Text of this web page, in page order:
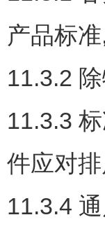
产品标
11.3.2
11.3.3
件应对
11.3.4